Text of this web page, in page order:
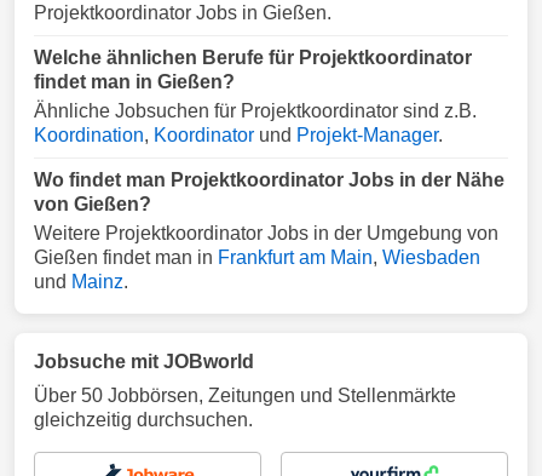
Projektkoordinator Jobs in Gießen.
Welche ähnlichen Berufe für Projektkoordinator
findet man in Gießen?
Ähnliche Jobsuchen für Projektkoordinator sind z.B.
Koordination, Koordinator und Projekt-Manager.
Wo findet man Projektkoordinator Jobs in der Nähe
von Gießen?
Weitere Projektkoordinator Jobs in der Umgebung von
Gießen findet man in Frankfurt am Main, Wiesbaden
und Mainz.
Jobsuche mit JOBworld
Über 50 Jobbörsen, Zeitungen und Stellenmärkte
gleichzeitig durchsuchen.